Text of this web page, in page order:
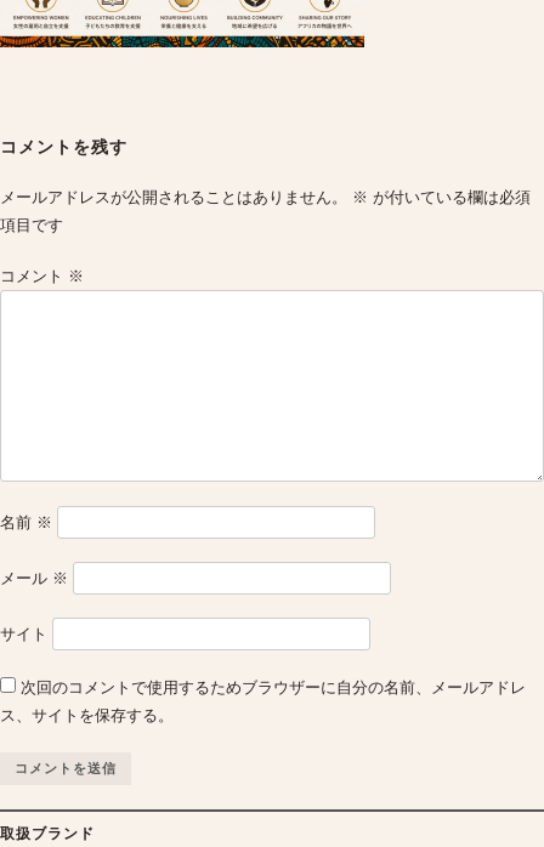
navigation
コメントを残す
メールアドレスが公開されることはありません。 ※ が付いている欄は必須
項目です
コメント ※
名前 ※
メール ※
サイト
次回のコメントで使用するためブラウザーに自分の名前、メールアドレ
ス、サイトを保存する。
取扱ブランド